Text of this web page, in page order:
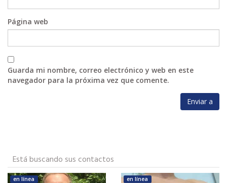
Página web
Guarda mi nombre, correo electrónico y web en este
navegador para la próxima vez que comente.
Está buscando sus contactos
en línea en línea